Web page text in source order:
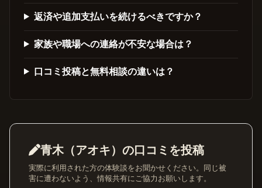
返済や追加支払いを続けるべきですか？
家族や職場への連絡が不安な場合は？
口コミ投稿と無料相談の違いは？
青木（アオキ）の口コミを投稿
実際に利用された方の体験談をお聞かせください。同じ被
害に遭わないよう、情報共有にご協力お願いします。